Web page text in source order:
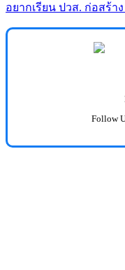
อยากเรียน ปวส. ก่อสร้
Follow